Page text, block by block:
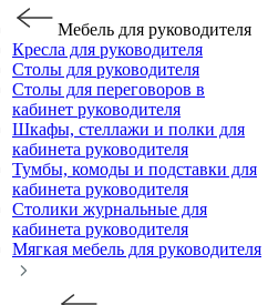
Мебель для руководителя
Кресла для руководителя
Столы для руководителя
Столы для переговоров в
кабинет руководителя
Шкафы, стеллажи и полки для
кабинета руководителя
Тумбы, комоды и подставки для
кабинета руководителя
Столики журнальные для
кабинета руководителя
Мягкая мебель для руководителя